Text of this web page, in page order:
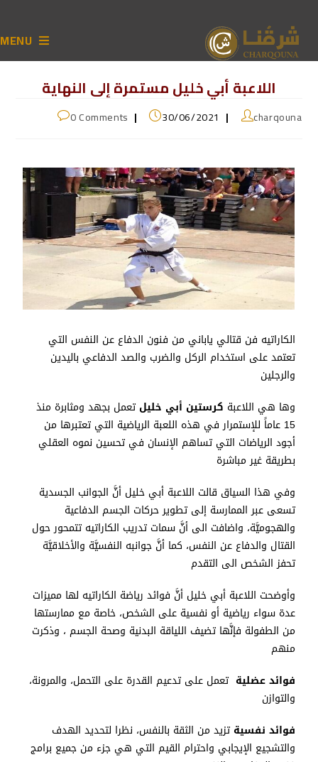
MENU
اللاعبة أبي خليل مستمرة إلى النهاية
charqouna
30/06/2021
0 Comments
الكاراتيه فن قتالي ياباني من فنون الدفاع عن النفس التي
تعتمد على استخدام الركل والضرب والصد الدفاعي باليدين
والرجلين
وها هي اللاعبة كرستين أبي خليل تعمل بجهد ومثابرة منذ
15 عاماً للإستمرار في هذه اللعبة الرياضية التي تعتبرها من
أجود الرياضات التي تساهم الإنسان في تحسين نموه العقلي
بطريقة غير مباشرة
وفي هذا السياق قالت اللاعبة أبي خليل أنَّ الجوانب الجسدية
تسعى عبر الممارسة إلى تطوير حركات الجسم الدفاعية
والهجوميَّة، واضافت الى أنَّ سمات تدريب الكاراتيه تتمحور حول
القتال والدفاع عن النفس، كما أنَّ جوانبه النفسيَّة والأخلاقيَّة
تحفز الشخص الى التقدم
وأوضحت اللاعبة أبي خليل أنَّ فوائد رياضة الكاراتيه لها مميزات
عدة سواء رياضية أو نفسية على الشخص، خاصة مع ممارستها
من الطفولة فإنَّها تضيف اللياقة البدنية وصحة الجسم ، وذكرت
منهم
فوائد عضلية تعمل على تدعيم القدرة على التحمل، والمرونة،
والتوازن
فوائد نفسية تزيد من الثقة بالنفس، نظرا لتحديد الهدف
والتشجيع الإيجابي واحترام القيم التي هي جزء من جميع برامج